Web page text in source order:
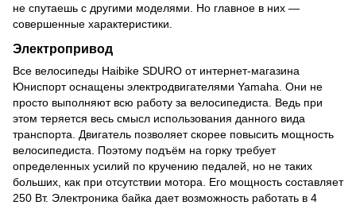
не спутаешь с другими моделями. Но главное в них —
совершенные характеристики.
Электропривод
Все велосипеды Haibike SDURO от интернет-магазина
Юниспорт оснащены электродвигателями Yamaha. Они не
просто выполняют всю работу за велосипедиста. Ведь при
этом теряется весь смысл использования данного вида
транспорта. Двигатель позволяет скорее повысить мощность
велосипедиста. Поэтому подъём на горку требует
определенных усилий по кручению педалей, но не таких
больших, как при отсутствии мотора. Его мощность составляет
250 Вт. Электроника байка дает возможность работать в 4